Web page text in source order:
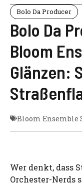
Bolo Da Producer
Bolo Da
Bloom
Glänzen:
Bloom Ensemble
Wer denkt, dass
Orchester-Nerds